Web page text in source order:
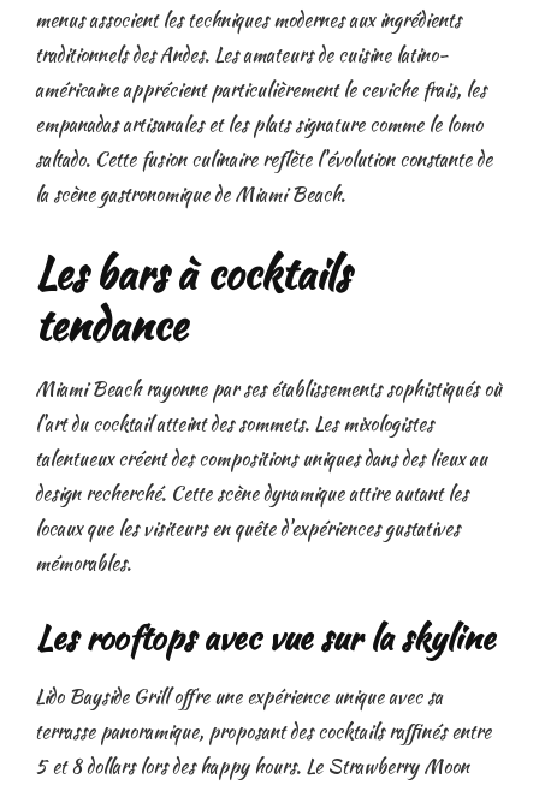
menus associent les techniques modernes aux ingrédients
traditionnels des Andes. Les amateurs de cuisine latino-
américaine apprécient particulièrement le ceviche frais, les
empanadas artisanales et les plats signature comme le lomo
saltado. Cette fusion culinaire reflète l'évolution constante de
la scène gastronomique de Miami Beach.
Les bars à cocktails
tendance
Miami Beach rayonne par ses établissements sophistiqués où
l'art du cocktail atteint des sommets. Les mixologistes
talentueux créent des compositions uniques dans des lieux au
design recherché. Cette scène dynamique attire autant les
locaux que les visiteurs en quête d'expériences gustatives
mémorables.
Les rooftops avec vue sur la skyline
Lido Bayside Grill offre une expérience unique avec sa
terrasse panoramique, proposant des cocktails raffinés entre
5 et 8 dollars lors des happy hours. Le Strawberry Moon